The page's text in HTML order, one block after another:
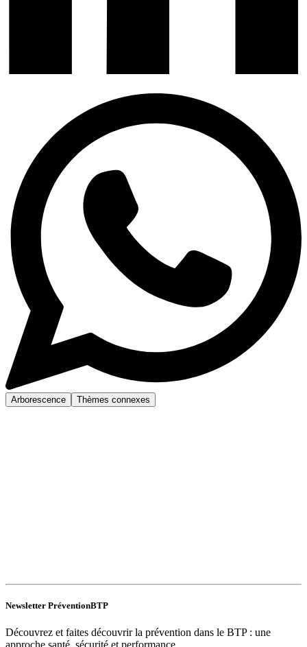
Arborescence Thèmes connexes
Newsletter PréventionBTP
Découvrez et faites découvrir la prévention dans le BTP : une
approche santé, sécurité et performance.